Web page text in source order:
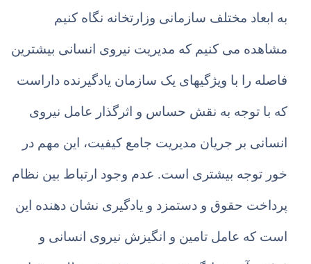
به ابعاد مختلف سازمانی وزارتخانه نگاه کنیم
مشاهده می کنیم که مدیریت نیروی انسانی بیشترین
فاصله را با ویژگیهای یک سازمان یادگیرنده داراست
که با توجه به نقش حساس و اثرگذار عامل نیروی
انسانی بر جریان مدیریت جامع کیفیت، این مهم در
خور توجه بیشتری است. عدم وجود ارتباط بین نظام
پرداخت حقوق و دستمزد و یادگیری نشان دهنده این
است که عامل تامین و انگیزش نیروی انسانی و